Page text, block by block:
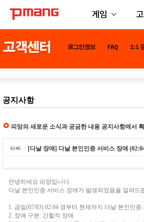
게임
공지사항
피망의 새로운 소식과 궁금한 내용 공지사항에서
6146 [다날 장애] 다날 본인인증 서비스 장애
안녕하세요 피망입니다.
다날 본인인증 서비스 장애가 발생되었음을 알려드
1. 금일(07/03) 02:04 경부터 현재까지 다날 본인인
2. 장애 구분: 간헐적 장애